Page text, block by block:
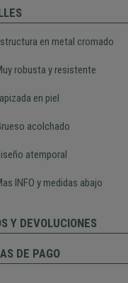
en metal cromado
robusta y resistente
en piel
acolchado
atemporal
INFO y medidas abajo
Y DEVOLUCIONES
DE PAGO